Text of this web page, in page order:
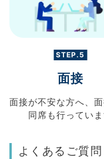
STEP.5
面接
面接が不安な方へ、
同席も行ってい
よくあるご質問